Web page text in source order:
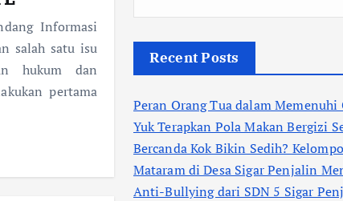
Informasi
salah satu isu
hukum dan
pertama
Recent Posts
Peran Orang Tua dalam Memenuhi
Yuk Terapkan Pola Makan Bergizi
Bercanda Kok Bikin Sedih?
Mataram di Desa Sigar Penjalin
Anti-Bullying dari SDN 5 Sigar